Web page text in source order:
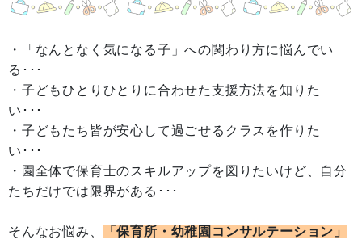
・「なんとなく気になる子」への関わり方に悩んでい
る･･･
・子どもひとりひとりに合わせた支援方法を知りた
い･･･
・子どもたち皆が安心して過ごせるクラスを作りた
い･･･
・園全体で保育士のスキルアップを図りたいけど、自分
たちだけでは限界がある･･･
そんなお悩み、
「保育所・幼稚園コンサルテーション」